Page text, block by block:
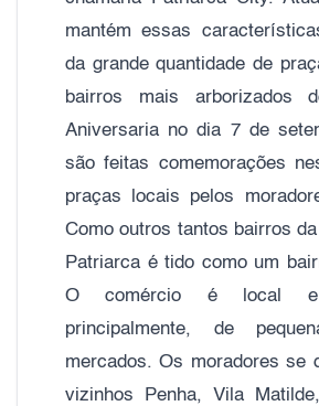
mantém essas
da grande quantidade de
bairros mais arborizados
Aniversaria no dia 7 de
são feitas comemorações
praças locais pelos
Como outros tantos bairros
Patriarca é tido como um
O comércio é local e
principalmente, de
mercados. Os moradores se
vizinhos Penha, Vila